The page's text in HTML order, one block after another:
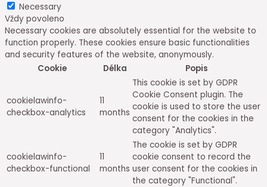
Necessary
Vždy povoleno
Necessary cookies are absolutely essential for the website to
function properly. These cookies ensure basic functionalities
and security features of the website, anonymously.
Cookie
Délka Popis
cookielawinfo-
checkbox-analytics
11
months
This cookie is set by GDPR
Cookie Consent plugin. The
cookie is used to store the user
consent for the cookies in the
category "Analytics".
cookielawinfo-
checkbox-functional
11
months
The cookie is set by GDPR
cookie consent to record the
user consent for the cookies in
the category "Functional".